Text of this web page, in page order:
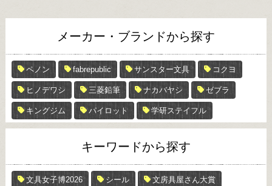
メーカー・ブランドから探す
ペノン fabrepublic サンスター文具 コクヨ
ヒノデワシ 三菱鉛筆 ナカバヤシ ゼブラ
キングジム パイロット 学研ステイフル
キーワードから探す
文具女子博2026 シール 文房具屋さん大賞